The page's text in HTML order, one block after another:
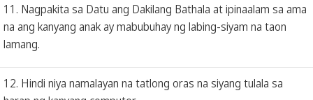
11. Nagpakita sa Datu ang Dakilang Bathala at ipinaalam sa ama
na ang kanyang anak ay mabubuhay ng labing-siyam na taon
lamang.
12. Hindi niya namalayan na tatlong oras na siyang tulala sa